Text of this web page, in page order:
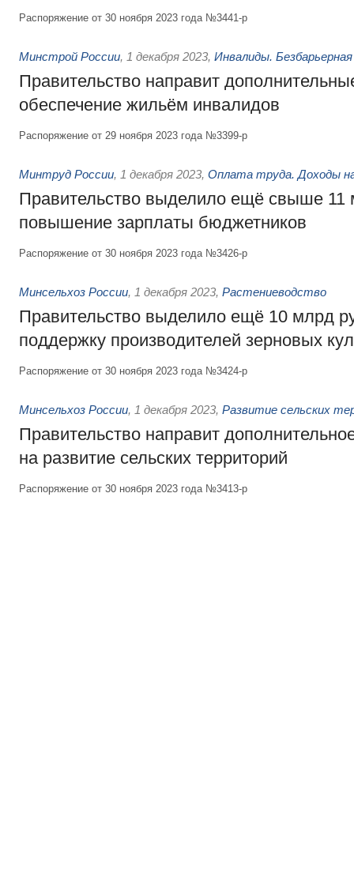
Распоряжение от 30 ноября 2023 года №3441-р
Минстрой России, 1 декабря 2023, Инвалиды.
Правительство направит
обеспечение жильём инвалидов
Распоряжение от 29 ноября 2023 года №3399-р
Минтруд России, 1 декабря 2023, Оплата труда. Доходы
Правительство выделило ещё свыше 11
повышение зарплаты бюджетников
Распоряжение от 30 ноября 2023 года №3426-р
Минсельхоз России, 1 декабря 2023, Растениеводство
Правительство выделило ещё 10 млрд
поддержку производителей зерновых
Распоряжение от 30 ноября 2023 года №3424-р
Минсельхоз России, 1 декабря 2023, Развитие сельских
Правительство направит
на развитие сельских территорий
Распоряжение от 30 ноября 2023 года №3413-р